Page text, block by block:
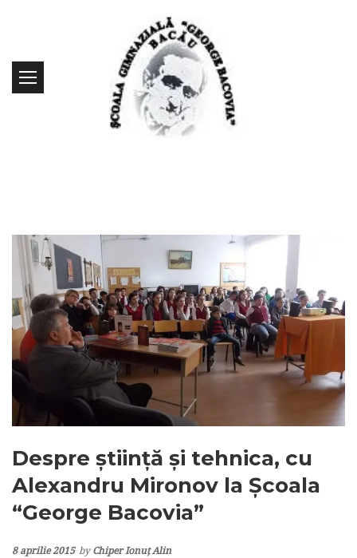
Despre știință și tehnica, cu
Alexandru Mironov la Școala
“George Bacovia”
8 aprilie 2015 byChiper Ionuț Alin